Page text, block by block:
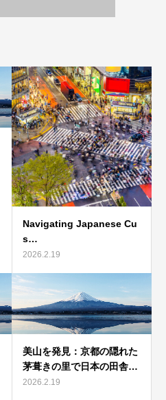
Navigating Japanese Cu
s…
2026.2.19
美山を発見：京都の隠れた
茅葺きの里で日本の田舎…
2026.2.19